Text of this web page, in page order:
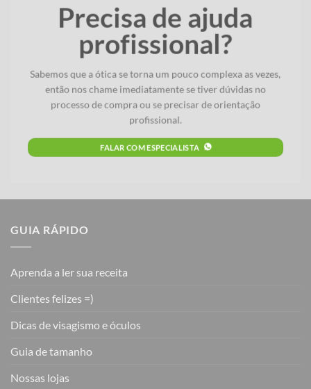
Precisa de ajuda
profissional?
Sabemos que a ótica se torna um pouco complexa as vezes,
então nos chame imediatamente se tiver dúvidas no
processo de compra ou se precisar de orientação
profissional.
FALAR COM ESPECIALISTA
GUIA RÁPIDO
Aprenda a ler sua receita
Clientes felizes =)
Dicas de visagismo e óculos
Guia de tamanho
Nossas lojas